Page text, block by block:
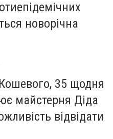
новорічна
35 щодня
майстерня Діда
відвідати